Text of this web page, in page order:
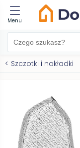
Menu
< Szczotki i nakładki